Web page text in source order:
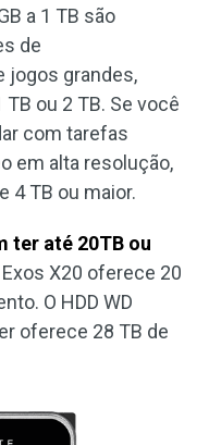
a 1 TB são
de
jogos grandes,
ou 2 TB. Se você
com tarefas
em alta resolução,
4 TB ou maior.
ter até 20TB ou
X20 oferece 20
O HDD WD
oferece 28 TB de